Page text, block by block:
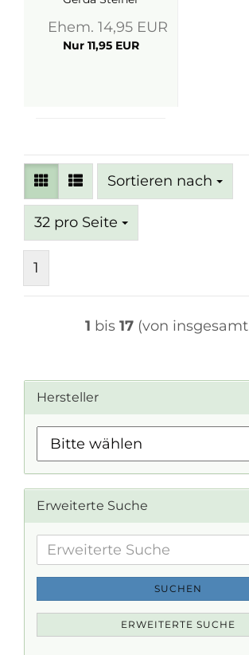
Ehem. 14,95 EUR
Nur 11,95 EUR
Sortieren nach
Sortieren nach
32 pro Seite
pro Seite
1
1 bis 17 (von insgesamt
Hersteller
Erweiterte Suche
Erweiterte
Suche
SUCHEN
ERWEITERTE SUCHE